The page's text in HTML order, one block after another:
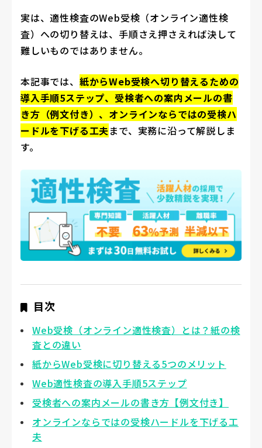
実は、適性検査のWeb受検（オンライン適性検
査）への切り替えは、手順さえ押さえれば決して
難しいものではありません。
本記事では、 紙からWeb受検へ切り替えるための
導入手順5ステップ、受検者への案内メールの書
き方（例文付き）、オンラインならではの受検ハ
ードルを下げる工夫まで、実務に沿って解説しま
す。
目次
Web受検（オンライン適性検査）とは？紙の検
査との違い
紙からWeb受検に切り替える5つのメリット
Web適性検査の導入手順5ステップ
受検者への案内メールの書き方【例文付き】
オンラインならではの受検ハードルを下げる工
夫